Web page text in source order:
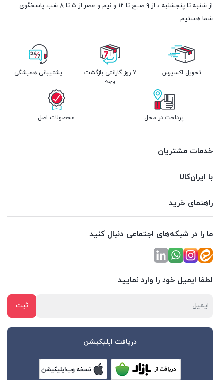
از شنبه تا پنجشنبه ، از ۹ صبح تا ۱۲ و نیم و عصر از ۵ تا ۸ شب پاسخگوی
شما هستیم
تحویل اکسپرس
7 روز گارانتی بازگشت
وجه
پشتیبانی همیشگی
پرداخت در محل محصولات اصل
خدمات مشتریان
با ایران‌کالا
راهنمای خرید
ما را در شبکه‌های اجتماعی دنبال کنید
لطفا ایمیل خود را وارد نمایید
دریافت اپلیکیشن